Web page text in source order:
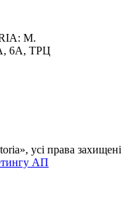
М.
6А, ТРЦ
усі права захищені